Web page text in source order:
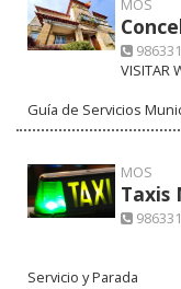
MOS
VISITAR
Guía de Servicios
MOS
Taxis
Servicio y Parada